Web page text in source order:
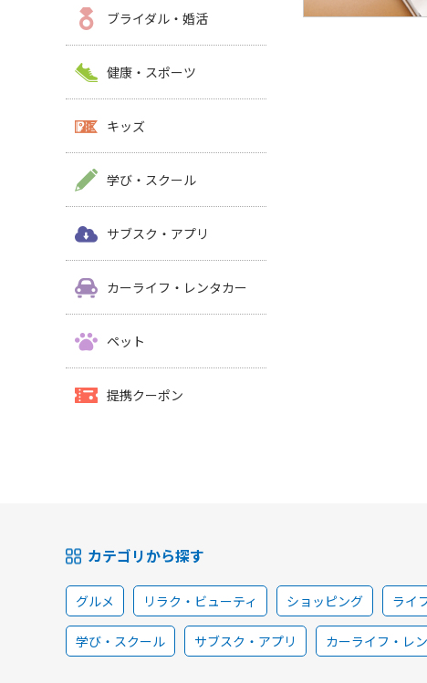
ブライダル・婚活
健康・スポーツ
キッズ
学び・スクール
サブスク・アプリ
カーライフ・レンタカー
ペット
提携クーポン
カテゴリから探す
グルメ リラク・ビューティ ショッピング ライ
学び・スクール サブスク・アプリ カーライフ・レ